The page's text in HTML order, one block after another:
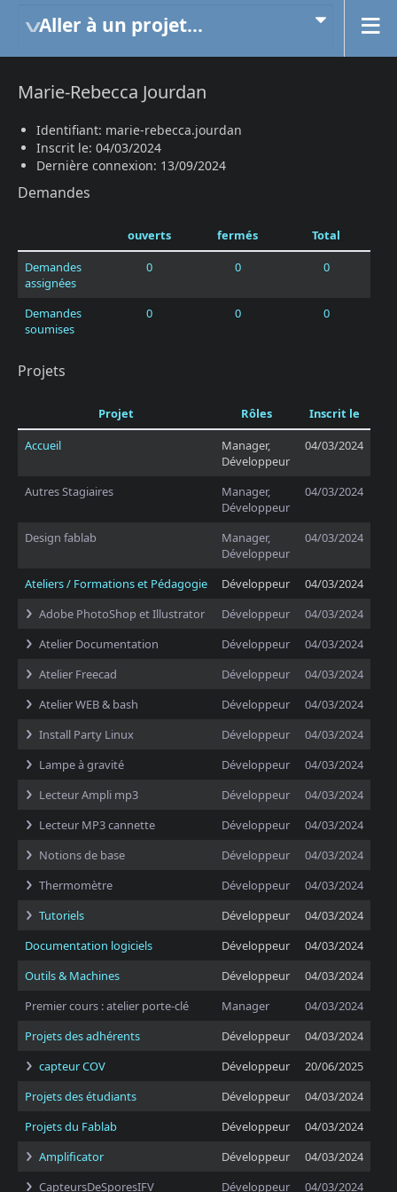
Aller à un projet...
Marie-Rebecca Jourdan
Identifiant: marie-rebecca.jourdan
Inscrit le: 04/03/2024
Dernière connexion: 13/09/2024
Demandes
ouverts fermés
Total
Demandes
assignées
0 0 0
Demandes
soumises
0 0 0
Projets
Projet Rôles
Inscrit le
Accueil
Manager,
Développeur
04/03/2024
Autres Stagiaires
Manager,
Développeur
04/03/2024
Design fablab
Manager,
Développeur
04/03/2024
Ateliers / Formations et Pédagogie Développeur
04/03/2024
Adobe PhotoShop et Illustrator
Développeur
04/03/2024
Atelier Documentation
Développeur
04/03/2024
Atelier Freecad
Développeur
04/03/2024
Atelier WEB & bash
Développeur
04/03/2024
Install Party Linux
Développeur
04/03/2024
Lampe à gravité
Développeur
04/03/2024
Lecteur Ampli mp3
Développeur
04/03/2024
Lecteur MP3 cannette
Développeur
04/03/2024
Notions de base
Développeur
04/03/2024
Thermomètre
Développeur
04/03/2024
Tutoriels
Développeur
04/03/2024
Documentation logiciels
Développeur
04/03/2024
Outils & Machines
Développeur
04/03/2024
Premier cours : atelier porte-clé
Manager
04/03/2024
Projets des adhérents
Développeur
04/03/2024
capteur COV
Développeur
20/06/2025
Projets des étudiants
Développeur
04/03/2024
Projets du Fablab
Développeur
04/03/2024
Amplificator
Développeur
04/03/2024
CapteursDeSporesIFV
Développeur 04/03/2024